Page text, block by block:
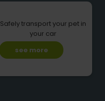
Safely transport your pet in
your car
see more